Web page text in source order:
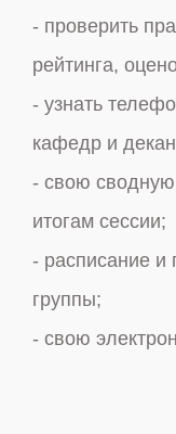
- проверить
рейтинга,
- узнать
кафедр и
- свою сводную
итогам сессии;
- расписание и
группы;
- свою